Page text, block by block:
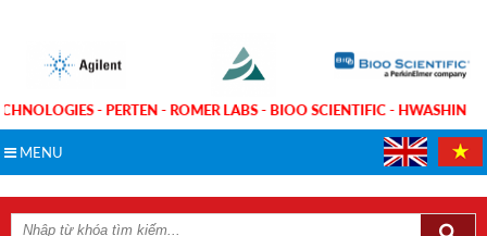
- PERTEN - ROMER LABS - BIOO SCIENTIFIC -
MENU